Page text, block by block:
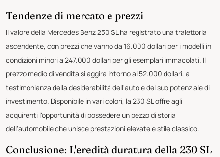
Tendenze di mercato e prezzi
Il valore della Mercedes Benz 230 SL ha registrato una traiettoria
ascendente, con prezzi che vanno da 16.000 dollari per i modelli in
condizioni minori a 247.000 dollari per gli esemplari immacolati. Il
prezzo medio di vendita si aggira intorno ai 52.000 dollari, a
testimonianza della desiderabilità dell'auto e del suo potenziale di
investimento. Disponibile in vari colori, la 230 SL offre agli
acquirenti l'opportunità di possedere un pezzo di storia
dell'automobile che unisce prestazioni elevate e stile classico.
Conclusione: L'eredità duratura della 230 SL